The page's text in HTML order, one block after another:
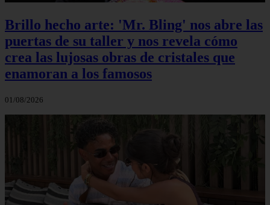
Brillo hecho arte: 'Mr. Bling' nos abre las
puertas de su taller y nos revela cómo
crea las lujosas obras de cristales que
enamoran a los famosos
01/08/2026